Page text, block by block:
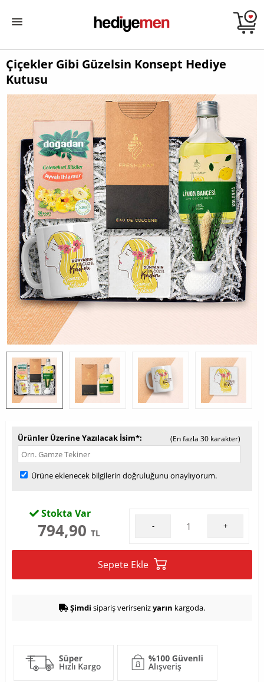
Çiçekler Gibi Güzelsin Konsept Hediye
Kutusu
Ürünler Üzerine Yazılacak İsim* (En fazla 30 karakter)
Ürüne eklenecek bilgilerin doğruluğunu onaylıyorum.
Stokta Var
794,90 TL
- +
Sepete Ekle
Şimdi sipariş verirsenizyarın kargoda.